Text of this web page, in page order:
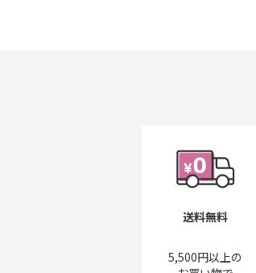
送料無料
5,500円以上の